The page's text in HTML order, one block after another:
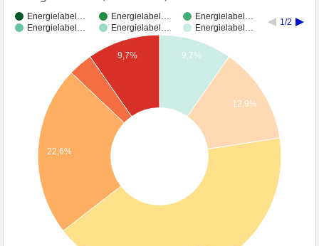
Energielabel… Energielabel…
Energielabel…
Energielabel…
Energielabel… Energielabel…
1/2
9,7%
12,9%
9,7%
22,6%